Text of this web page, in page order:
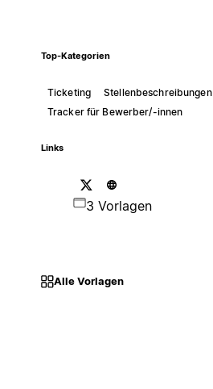
Top-Kategorien
Ticketing
Stellenbeschreibungen
Tracker für Bewerber/-innen
Links
3 Vorlagen
Alle Vorlagen